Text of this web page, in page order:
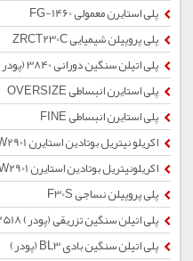
پلی استایرن معمولی 1460-FG
پلی پروپیلن شیمیایی ZRCT230C
پلی اتیلن سنگین دورانی 3840 (پودر)
پلی استایرن انبساطی OVERSIZE
پلی استایرن انبساطی FINE
اکریلو نیتریل بوتادین استایرن SV0157W2901
اکریلونیتریل بوتادین استایرن SV0157W2901
پلی پروپیلن نساجی F30S
پلی اتیلن سنگین تزریقی (پودر) 52518
پلی اتیلن سنگین بادی BL3 (پودر)